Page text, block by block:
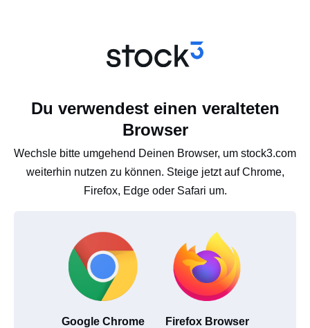
Du verwendest einen veralteten
Browser
Wechsle bitte umgehend Deinen Browser, um stock3.com
weiterhin nutzen zu können. Steige jetzt auf Chrome,
Firefox, Edge oder Safari um.
Google Chrome Firefox Browser